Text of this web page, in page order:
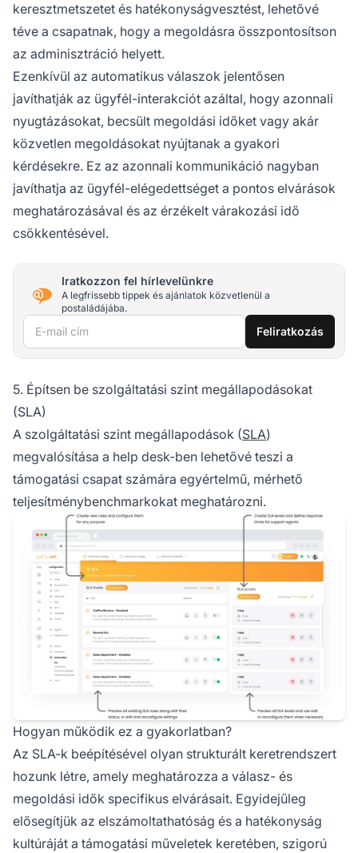
keresztmetszetet és hatékonyságvesztést, lehetővé
téve a csapatnak, hogy a megoldásra összpontosítson
az adminisztráció helyett.
Ezenkívül az automatikus válaszok jelentősen
javíthatják az ügyfél-interakciót azáltal, hogy azonnali
nyugtázásokat, becsült megoldási időket vagy akár
közvetlen megoldásokat nyújtanak a gyakori
kérdésekre. Ez az azonnali kommunikáció nagyban
javíthatja az ügyfél-elégedettséget a pontos elvárások
meghatározásával és az érzékelt várakozási idő
csökkentésével.
Iratkozzon fel hírlevelünkre
A legfrissebb tippek és ajánlatok közvetlenül a
postaládájába.
E-mail cím Feliratkozás
5. Építsen be szolgáltatási szint megállapodásokat
(SLA)
A szolgáltatási szint megállapodások (SLA)
megvalósítása a help desk-ben lehetővé teszi a
támogatási csapat számára egyértelmű, mérhető
teljesítménybenchmarkokat meghatározni.
Hogyan működik ez a gyakorlatban?
Az SLA-k beépítésével olyan strukturált keretrendszert
hozunk létre, amely meghatározza a válasz- és
megoldási idők specifikus elvárásait. Egyidejűleg
elősegítjük az elszámoltathatóság és a hatékonyság
kultúráját a támogatási műveletek keretében, szigorú